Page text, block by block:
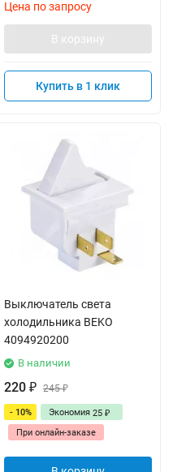
Цена по запросу
В корзину
Купить в 1 клик
Выключатель света
холодильника BEKO
4094920200
В наличии
220 ₽ 245₽
- 10% Экономия 25 ₽
При онлайн-заказе